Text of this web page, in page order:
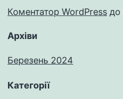
Коментатор WordPress до
Архіви
Березень 2024
Категорії